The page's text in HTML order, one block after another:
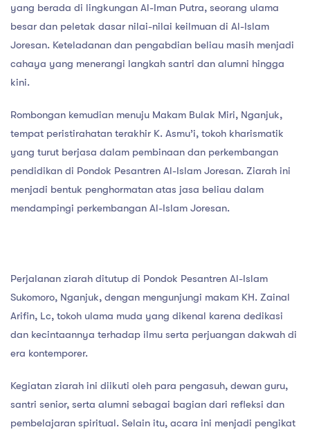
yang berada di lingkungan Al-Iman Putra, seorang ulama
besar dan peletak dasar nilai-nilai keilmuan di Al-Islam
Joresan. Keteladanan dan pengabdian beliau masih menjadi
cahaya yang menerangi langkah santri dan alumni hingga
kini.
Rombongan kemudian menuju Makam Bulak Miri, Nganjuk,
tempat peristirahatan terakhir K. Asmu’i, tokoh kharismatik
yang turut berjasa dalam pembinaan dan perkembangan
pendidikan di Pondok Pesantren Al-Islam Joresan. Ziarah ini
menjadi bentuk penghormatan atas jasa beliau dalam
mendampingi perkembangan Al-Islam Joresan.
Perjalanan ziarah ditutup di Pondok Pesantren Al-Islam
Sukomoro, Nganjuk, dengan mengunjungi makam KH. Zainal
Arifin, Lc, tokoh ulama muda yang dikenal karena dedikasi
dan kecintaannya terhadap ilmu serta perjuangan dakwah di
era kontemporer.
Kegiatan ziarah ini diikuti oleh para pengasuh, dewan guru,
santri senior, serta alumni sebagai bagian dari refleksi dan
pembelajaran spiritual. Selain itu, acara ini menjadi pengikat